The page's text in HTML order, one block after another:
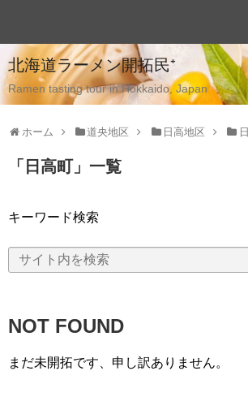
北海道ラーメン開拓民⁺
Ramen tasting tour in Hokkaido, Japan
ホーム 道央地区 日高地区
「 日高町」 一覧
キーワード検索
NOT FOUND
まだ未開拓です、申し訳ありません。